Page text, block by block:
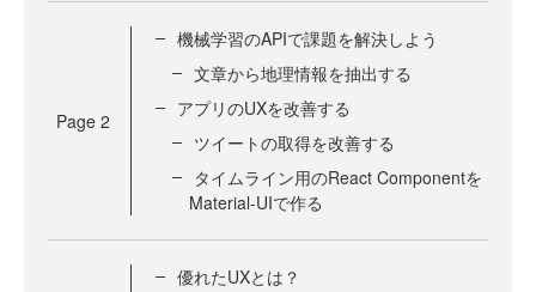
Page 2
機械学習のAPIで課題を解決しよう
文章から地理情報を抽出する
アプリのUXを改善する
ツイートの取得を改善する
タイムライン用のReact Componentを
Material-UIで作る
優れたUXとは？